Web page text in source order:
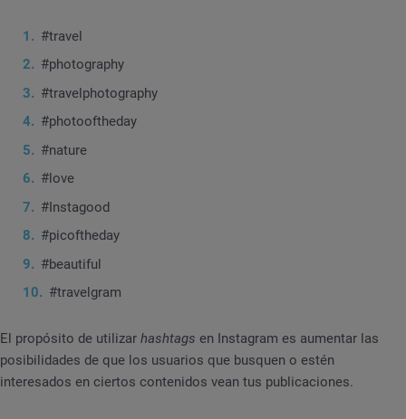
#travel
#photography
#travelphotography
#photooftheday
#nature
#love
#Instagood
#picoftheday
#beautiful
#travelgram
El propósito de utilizar hashtags en Instagram es aumentar las
posibilidades de que los usuarios que busquen o estén
interesados en ciertos contenidos vean tus publicaciones.